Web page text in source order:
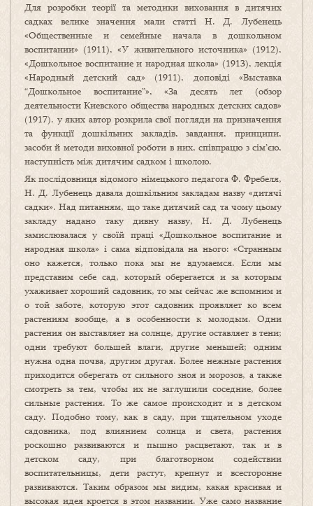
Для розробки теорії та методики виховання в дитячих
садках велике значення мали статті Н. Д. Лубенець
«Общественные и семейные начала в дошкольном
воспитании» (1911), «У живительного источника» (1912),
«Дошкольное воспитание и народная школа» (1913), лекція
«Народный детский сад» (1911), доповіді «Выставка
“Дошкольное воспитание”», «За десять лет (обзор
деятельности Киевского общества народных детских садов»
(1917). у яких автор розкрила свої погляди на призначення
та функції дошкільних закладів, завдання, принципи,
засоби й методи виховної роботи в них, співпрацю з сім’єю,
наступність між дитячим садком і школою.
Як послідовниця відомого німецького педагога Ф. Фребеля,
Н. Д. Лубенець давала дошкільним закладам назву «дитячі
садки». Над питанням, що таке дитячий сад та чому цьому
закладу надано таку дивну назву, Н. Д. Лубенець
замислювалася у своїй праці «Дошкольное воспитание и
народная школа» і сама відповідала на нього: «Странным
оно кажется, только пока мы не вдумаемся. Если мы
представим себе сад, который оберегается и за которым
ухаживает хороший садовник, то мы сейчас же вспомним и
о той заботе, которую этот садовник проявляет ко всем
растениям вообще, а в особенности к молодым. Одни
растения он выставляет на солнце, другие оставляет в тени;
одни требуют большей влаги, другие меньшей; одним
нужна одна почва, другим другая. Более нежные растения
приходится оберегать от сильного зноя и морозов, а также
смотреть за тем, чтобы их не заглушили соседние, более
сильные растения. То же самое происходит и в детском
саду. Подобно тому, как в саду, при тщательном уходе
садовника, под влиянием солнца и света, растения
роскошно развиваются и пышно расцветают, так и в
детском саду, при благотворном содействии
воспитательницы, дети растут, крепнут и всесторонне
развиваются. Таким образом мы видим, какая красивая и
высокая идея кроется в этом названии. Уже само название